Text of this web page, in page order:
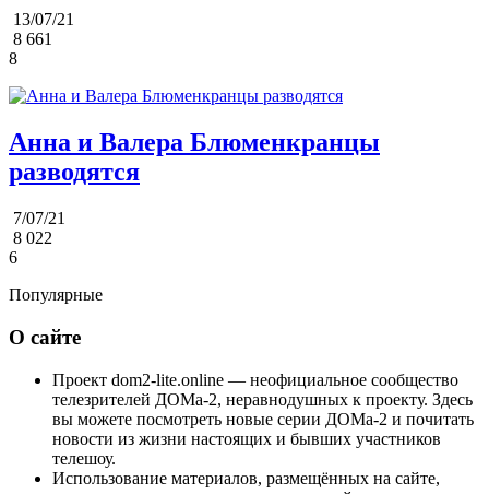
13/07/21
8 661
8
Анна и Валера Блюменкранцы
разводятся
7/07/21
8 022
6
Популярные
О сайте
Проект dom2-lite.online — неофициальное сообщество
телезрителей ДОМа-2, неравнодушных к проекту. Здесь
вы можете посмотреть новые серии ДОМа-2 и почитать
новости из жизни настоящих и бывших участников
телешоу.
Использование материалов, размещённых на сайте,